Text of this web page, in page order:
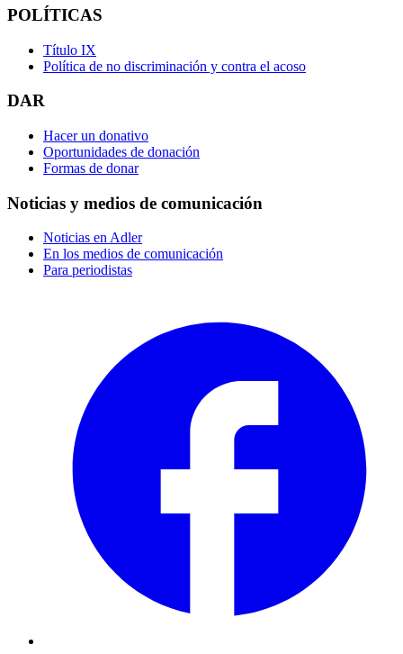
POLÍTICAS
Título IX
Política de no discriminación y contra el acoso
DAR
Hacer un donativo
Oportunidades de donación
Formas de donar
Noticias y medios de comunicación
Noticias en Adler
En los medios de comunicación
Para periodistas